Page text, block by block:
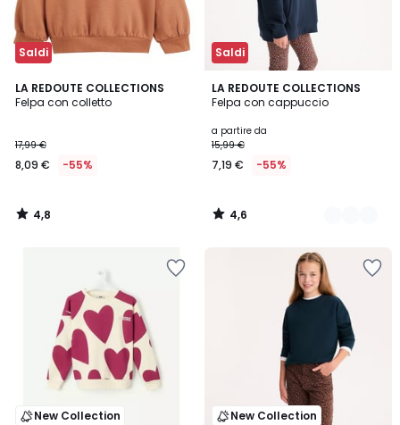
Saldi
LA REDOUTE COLLECTIONS
Felpa con colletto
17,99 €
8,09 € -55%
4,8
/ 5
4,8
/
Saldi
LA REDOUTE COLLECTIONS
Felpa con cappuccio
a partire da
15,99 €
7,19 € -55%
4,6
/ 5
5
Colori
4,6
/
New Collection New Collection